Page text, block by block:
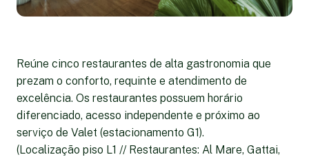
Reúne cinco restaurantes de alta gastronomia que
prezam o conforto, requinte e atendimento de
excelência. Os restaurantes possuem horário
diferenciado, acesso independente e próximo ao
serviço de Valet (estacionamento G1).
(Localização piso L1 // Restaurantes: Al Mare, Gattai,